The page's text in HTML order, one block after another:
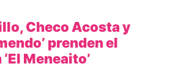
Checo Acosta y
prenden el
Meneaito’